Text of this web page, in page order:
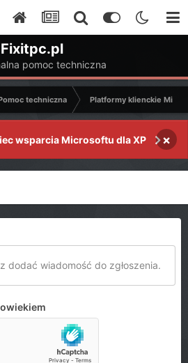
Fixitpc.pl
pomoc techniczna
techniczna Platformy klienckie
wsparcia Microsoftu dla XP ×
dodać wiadomość do zgłoszenia.